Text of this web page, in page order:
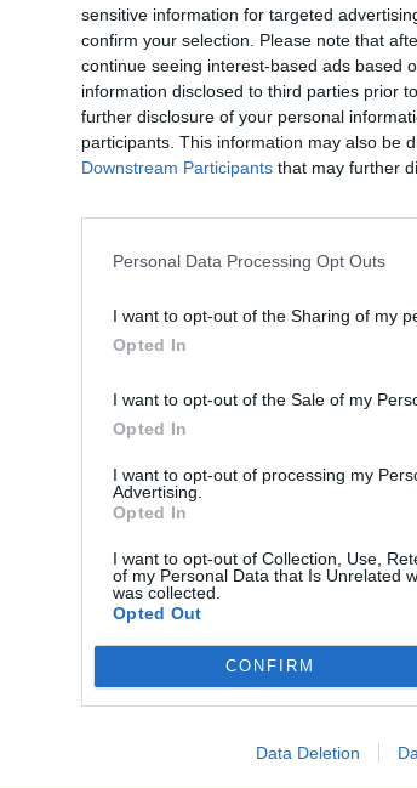
sensitive information for targeted
confirm your selection. Please note that
continue seeing interest-based ads based
information disclosed to third parties prior
further disclosure of your personal
participants. This information may also be
Downstream Participants that may further
Personal Data Processing Opt Outs
I want to opt-out of the Sharing of my
Opted In
I want to opt-out of the Sale of my
Opted In
I want to opt-out of processing my
Advertising.
Opted In
I want to opt-out of Collection, Use,
of my Personal Data that Is Unrelated
was collected.
Opted Out
CONFIRM
Data Deletion
αγοραστές να διαγκωνίζονται και δη για